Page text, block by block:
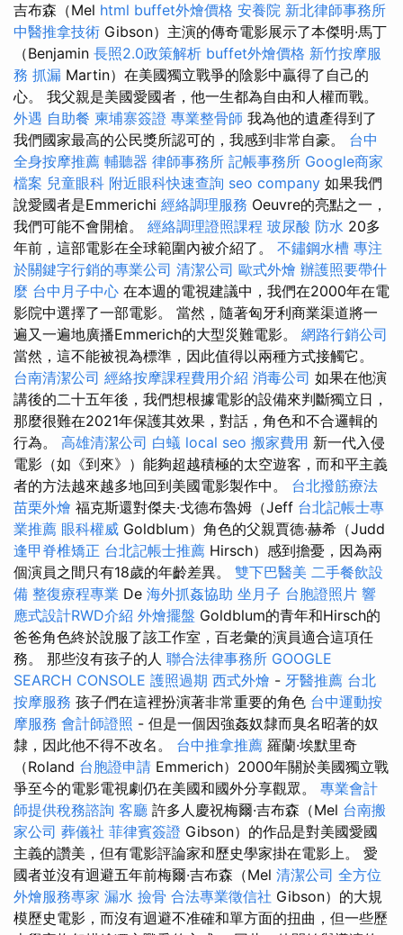
吉布森（Mel html buffet外燴價格 安養院 新北律師事務所
中醫推拿技術 Gibson）主演的傳奇電影展示了本傑明·馬丁
（Benjamin 長照2.0政策解析 buffet外燴價格 新竹按摩服
務 抓漏 Martin）在美國獨立戰爭的陰影中贏得了自己的
心。 我父親是美國愛國者，他一生都為自由和人權而戰。
外遇 自助餐 柬埔寨簽證 專業整骨師 我為他的遺產得到了
我們國家最高的公民獎所認可的，我感到非常自豪。 台中
全身按摩推薦 輔聽器 律師事務所 記帳事務所 Google商家
檔案 兒童眼科 附近眼科快速查詢 seo company 如果我們
說愛國者是Emmerichi 經絡調理服務 Oeuvre的亮點之一，
我們可能不會開槍。 經絡調理證照課程 玻尿酸 防水 20多
年前，這部電影在全球範圍內被介紹了。 不鏽鋼水槽 專注
於關鍵字行銷的專業公司 清潔公司 歐式外燴 辦護照要帶什
麼 台中月子中心 在本週的電視建議中，我們在2000年在電
影院中選擇了一部電影。 當然，隨著匈牙利商業渠道將一
遍又一遍地廣播Emmerich的大型災難電影。 網路行銷公司
當然，這不能被視為標準，因此值得以兩種方式接觸它。
台南清潔公司 經絡按摩課程費用介紹 消毒公司 如果在他演
講後的二十五年後，我們想根據電影的設備來判斷獨立日，
那麼很難在2021年保護其效果，對話，角色和不合邏輯的
行為。 高雄清潔公司 白蟻 local seo 搬家費用 新一代入侵
電影（如《到來》）能夠超越積極的太空遊客，而和平主義
者的方法越來越多地回到美國電影製作中。 台北撥筋療法
苗栗外燴 福克斯還對傑夫·戈德布魯姆（Jeff 台北記帳士專
業推薦 眼科權威 Goldblum）角色的父親賈德·赫希（Judd
逢甲脊椎矯正 台北記帳士推薦 Hirsch）感到擔憂，因為兩
個演員之間只有18歲的年齡差異。 雙下巴醫美 二手餐飲設
備 整復療程專業 De 海外抓姦協助 坐月子 台胞證照片 響
應式設計RWD介紹 外燴擺盤 Goldblum的青年和Hirsch的
爸爸角色終於說服了該工作室，百老彙的演員適合這項任
務。 那些沒有孩子的人 聯合法律事務所 GOOGLE
SEARCH CONSOLE 護照過期 西式外燴 - 牙醫推薦 台北
按摩服務 孩子們在這裡扮演著非常重要的角色 台中運動按
摩服務 會計師證照 - 但是一個因強姦奴隸而臭名昭著的奴
隸，因此他不得不改名。 台中推拿推薦 羅蘭·埃默里奇
（Roland 台胞證申請 Emmerich）2000年關於美國獨立戰
爭至今的電影電視劇仍在美國和國外分享觀眾。 專業會計
師提供稅務諮詢 客廳 許多人慶祝梅爾·吉布森（Mel 台南搬
家公司 葬儀社 菲律賓簽證 Gibson）的作品是對美國愛國
主義的讚美，但有電影評論家和歷史學家掛在電影上。 愛
國者並沒有迴避五年前梅爾·吉布森（Mel 清潔公司 全方位
外燴服務專家 漏水 撿骨 合法專業徵信社 Gibson）的大規
模歷史電影，而沒有迴避不准確和單方面的扭曲，但一些歷